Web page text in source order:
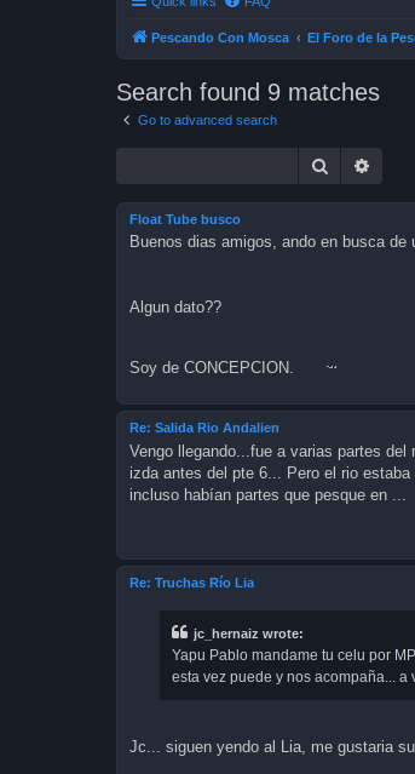
Pescando Con Mosca El Foro de la
Search found 9 matches
Go to advanced search
Search
Float Tube busco
Buenos dias amigos, ando en busca de
Algun dato??
Soy de CONCEPCION.
Re: Salida Rio Andalien
Vengo llegando...fue a varias partes
izda antes del pte 6... Pero el rio
incluso habían partes que pesque en ...
Re: Truchas Río Lia
jc_hernaiz wrote:
Yapu Pablo mandame tu celu por
esta vez puede y nos acompaña...
Jc... siguen yendo al Lia, me gustaria